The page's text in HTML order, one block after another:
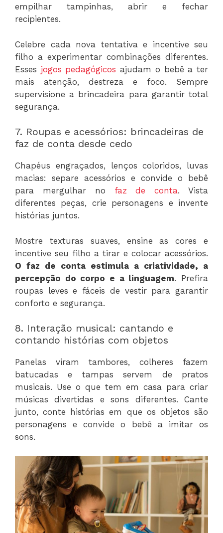
empilhar tampinhas, abrir e fechar
recipientes.
Celebre cada nova tentativa e incentive seu
filho a experimentar combinações diferentes.
Esses jogos pedagógicosajudam o bebê a ter
mais atenção, destreza e foco. Sempre
supervisione a brincadeira para garantir total
segurança.
7. Roupas e acessórios: brincadeiras de
faz de conta desde cedo
Chapéus engraçados, lenços coloridos, luvas
macias: separe acessórios e convide o bebê
para mergulhar no faz de conta. Vista
diferentes peças, crie personagens e invente
histórias juntos.
Mostre texturas suaves, ensine as cores e
incentive seu filho a tirar e colocar acessórios.
O faz de conta estimula a criatividade, a
percepção do corpo e a linguagem. Prefira
roupas leves e fáceis de vestir para garantir
conforto e segurança.
8. Interação musical: cantando e
contando histórias com objetos
Panelas viram tambores, colheres fazem
batucadas e tampas servem de pratos
musicais. Use o que tem em casa para criar
músicas divertidas e sons diferentes. Cante
junto, conte histórias em que os objetos são
personagens e convide o bebê a imitar os
sons.